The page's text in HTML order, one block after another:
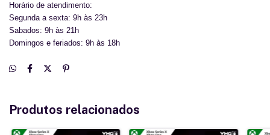
Horário de atendimento:
Segunda a sexta: 9h às 23h
Sabados: 9h às 21h
Domingos e feriados: 9h às 18h
Produtos relacionados